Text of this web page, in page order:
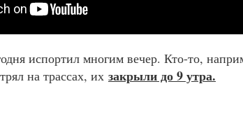
испортил многим вечер. Кто-то,
на трассах, их закрыли до 9 утра.